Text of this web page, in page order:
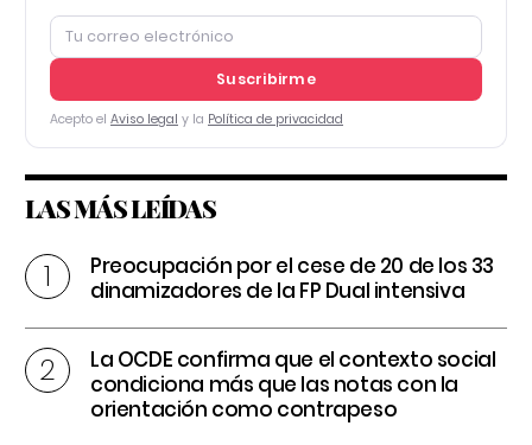
Suscribirme
Acepto el Aviso legal y la Política de privacidad
LAS MÁS LEÍDAS
Preocupación por el cese de 20 de los 33
dinamizadores de la FP Dual intensiva
La OCDE confirma que el contexto social
condiciona más que las notas con la
orientación como contrapeso